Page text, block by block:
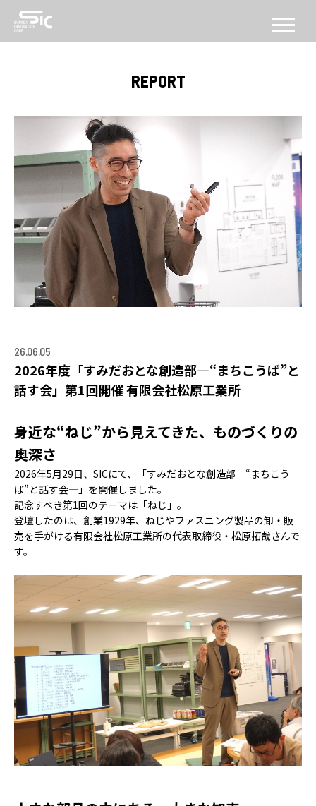
CONCEPT
コンセプト
ABOUT
SICについて
FACILITY
施設
SERVICE
PROGRAM
機能・プログラム
アクセラレーション
プログラム
MEMBER
メンター
EVENT
イベント
REPORT
プロジェクト・
活動紹介
ACCESS
アクセス
REPORT
26.06.05
2026年度「すみだおとな創造部―“まちこうば”と
話す会」第1回開催 有限会社松原工業所
身近な“ねじ”から見えてきた、ものづくりの
奥深さ
2026年5月29日、SICにて、「すみだおとな創造部―“まちこう
ば”と話す会―」を開催しました。
記念すべき第1回のテーマは「ねじ」。
登壇したのは、創業1929年、ねじやファスニング製品の卸・販
売を手がける有限会社松原工業所の代表取締役・松原拓哉さんで
す。